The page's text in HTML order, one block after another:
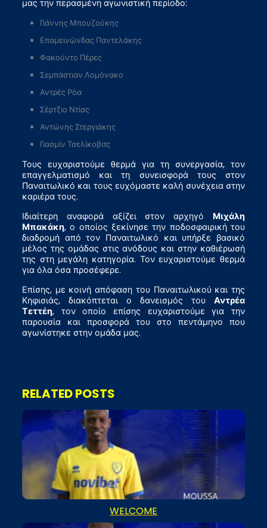
μας την περασμένη αγωνιστική περίοδο:
Γιάννης Μπουζούκης
Επαμεινώνδας Παντελάκης
Φακούντο Πέρες
Σεμπάστιαν Λομόνακο
Αντρές Ρόα
Σέρτζιο Ντίας
Αντώνης Στεργιάκης
Γιασμίν Τσελίκοβιτς
Τους ευχαριστούμε θερμά για τη συνεργασία, τον
επαγγελματισμό και τη συνεισφορά τους στον
Παναιτωλικό και τους ευχόμαστε καλή συνέχεια στην
καριέρα τους.
Ιδιαίτερη αναφορά αξίζει στον αρχηγόΜιχάλη
Μπακάκη, ο οποίος ξεκίνησε την ποδοσφαιρική του
διαδρομή από τον Παναιτωλικό και υπήρξε βασικό
μέλος της ομάδας στις ανόδους και στην καθιέρωσή
της στη μεγάλη κατηγορία. Τον ευχαριστούμε θερμά
για όλα όσα προσέφερε.
Επίσης, με κοινή απόφαση του Παναιτωλικού και της
Κηφισιάς, διακόπτεται ο δανεισμός τουΑντρέα
Τεττέη, τον οποίο επίσης ευχαριστούμε για την
παρουσία και προσφορά του στο πεντάμηνο που
αγωνίστηκε στην ομάδα μας.
RELATED POSTS
WELCOME